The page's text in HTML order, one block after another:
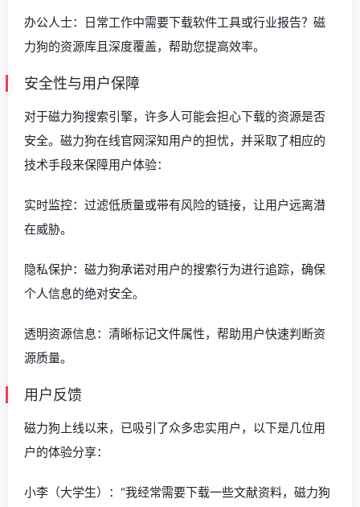
办公人士：日常工作中需要下载软件工具或行业报告？磁
力狗的资源库且深度覆盖，帮助您提高效率。
安全性与用户保障
对于磁力狗搜索引擎，许多人可能会担心下载的资源是否
安全。磁力狗在线官网深知用户的担忧，并采取了相应的
技术手段来保障用户体验：
实时监控：过滤低质量或带有风险的链接，让用户远离潜
在威胁。
隐私保护：磁力狗承诺对用户的搜索行为进行追踪，确保
个人信息的绝对安全。
透明资源信息：清晰标记文件属性，帮助用户快速判断资
源质量。
用户反馈
磁力狗上线以来，已吸引了众多忠实用户，以下是几位用
户的体验分享：
小李（大学生）：“我经常需要下载一些文献资料，磁力狗